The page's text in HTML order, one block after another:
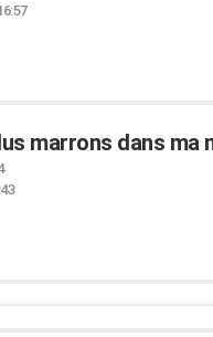
marrons dans ma